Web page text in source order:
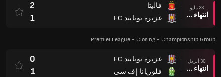
23 مايو
انتهاء وقت المباراة
فاليتا
غزيرة يونايتد FC
2
1
Premier League - Closing - Championship Group
30 أبريل
انتهاء وقت المباراة
غزيرة يونايتد FC
فلوريانا إف سي
0
1